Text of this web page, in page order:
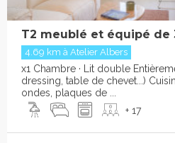
T2 meublé et équipé de
4.69 km à Atelier Albers
x1 Chambre · Lit double
dressing, table de chevet...)
ondes, plaques de ...
+ 17